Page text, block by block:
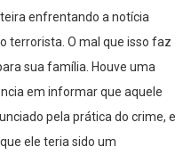
enfrentando a notícia
terrorista. O mal que isso faz
sua família. Houve uma
em informar que aquele
pela prática do crime, e
ele teria sido um